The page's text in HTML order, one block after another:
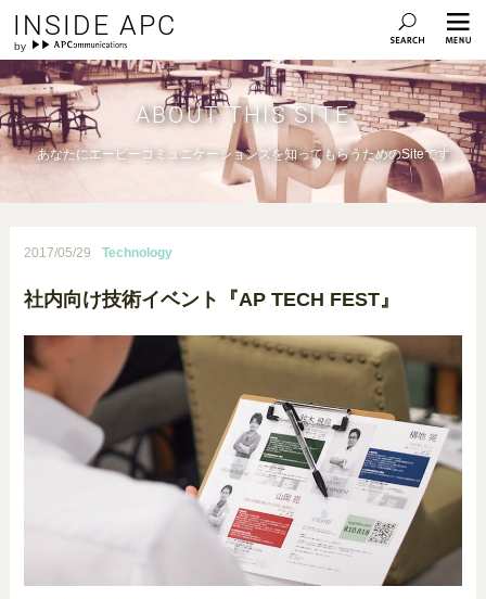
INSIDE APC
ABOUT THIS SITE
あなたにエーピーコミュニケーションズを知ってもらうためのSiteです
2017/05/29 Technology
社内向け技術イベント『AP TECH FEST』